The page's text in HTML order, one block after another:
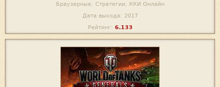
Браузерные, Стратегии, ККИ Онлайн
Дата выхода: 2017
Рейтинг: 6.133